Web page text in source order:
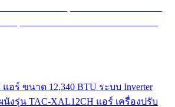
อร์ ขนาด 12,340 BTU ระบบ Inverter
งรุ่น TAC-XAL12CH แอร์ เครื่องปรับ